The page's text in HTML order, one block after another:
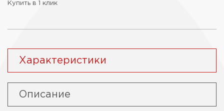
Купить в 1 клик
Характеристики
Описание